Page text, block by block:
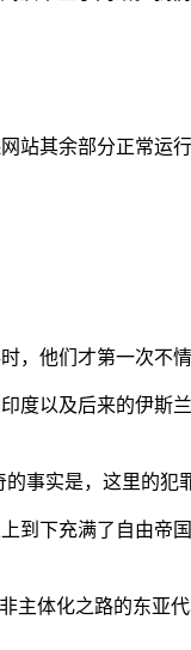
站其余部分正常运
他们才第一次不情
度以及后来的伊
事实是，这里的犯
到下充满了自由
主体化之路的东